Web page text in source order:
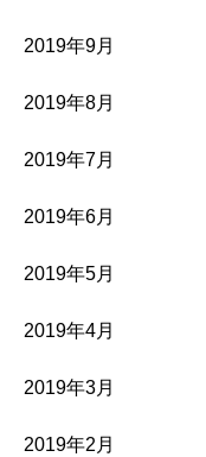
2019年9月
2019年8月
2019年7月
2019年6月
2019年5月
2019年4月
2019年3月
2019年2月